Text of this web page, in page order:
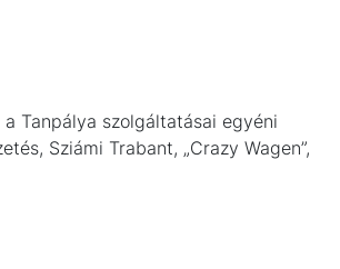
Tanpálya szolgáltatásai egyéni
Sziámi Trabant, „Crazy Wagen”,